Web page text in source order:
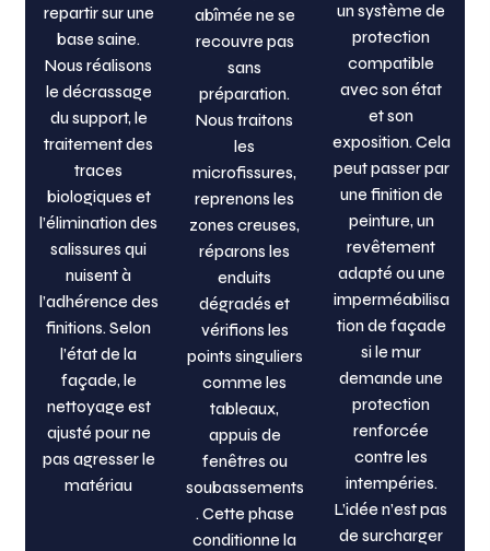
repartir sur une
base saine.
Nous réalisons
le décrassage
du support, le
traitement des
traces
biologiques et
l’élimination des
salissures qui
nuisent à
l’adhérence des
finitions. Selon
l’état de la
façade, le
nettoyage est
ajusté pour ne
pas agresser le
matériau
abîmée ne se
recouvre pas
sans
préparation.
Nous traitons
les
microfissures,
reprenons les
zones creuses,
réparons les
enduits
dégradés et
vérifions les
points singuliers
comme les
tableaux,
appuis de
fenêtres ou
soubassements
. Cette phase
conditionne la
un système de
protection
compatible
avec son état
et son
exposition. Cela
peut passer par
une finition de
peinture, un
revêtement
adapté ou une
imperméabilisa
tion de façade
si le mur
demande une
protection
renforcée
contre les
intempéries.
L’idée n’est pas
de surcharger